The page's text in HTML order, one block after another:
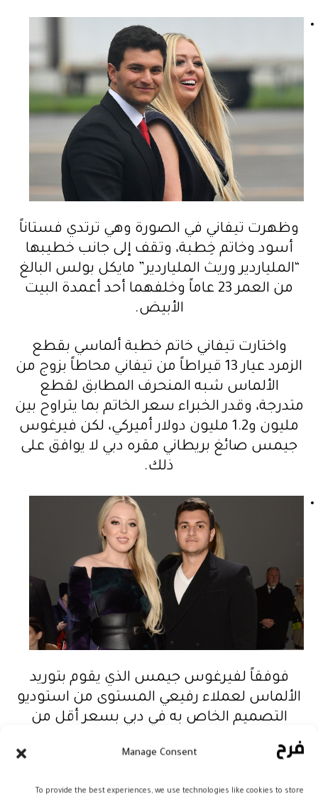
Manage Consent
To provide the best experiences, we use technologies like cookies to store
وظهرت تيفاني في الصورة وهي ترتدي فستاناً
أسود وخاتم خِطبة، وتقف إلى جانب خطيبها
“الملياردير وريث الملياردير” مايكل بولس البالغ
من العمر 23 عاماً وخلفهما أحد أعمدة البيت
الأبيض.
واختارت تيفاني خاتم خطبة ألماسي بقطع
الزمرد عيار 13 قيراطاً من تيفاني محاطاً بزوج من
الألماس شبه المنحرف المطابق لقطع
متدرجة، وقدر الخبراء سعر الخاتم بما يتراوح بين
مليون و1.2 مليون دولار أميركي، لكن فيرغوس
جيمس صائغ بريطاني مقره دبي لا يوافق على
ذلك.
فوفقاً لفيرغوس جيمس الذي يقوم بتوريد
الألماس لعملاء رفيعي المستوى من استوديو
التصميم الخاص به في دبي بسعر أقل من
تيفاني بحوالي 690 ألف دولار أميركي، لأننا نصدر